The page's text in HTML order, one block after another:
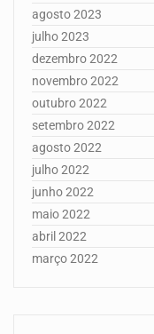
agosto 2023
julho 2023
dezembro 2022
novembro 2022
outubro 2022
setembro 2022
agosto 2022
julho 2022
junho 2022
maio 2022
abril 2022
março 2022